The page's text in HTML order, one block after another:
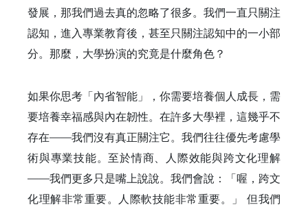
發展，那我們過去真的忽略了很多。我們一直只關注
認知，進入專業教育後，甚至只關注認知中的一小部
分。那麼，大學扮演的究竟是什麼角色？
如果你思考「內省智能」，你需要培養個人成長，需
要培養幸福感與內在韌性。在許多大學裡，這幾乎不
存在——我們沒有真正關注它。我們往往優先考慮學
術與專業技能。至於情商、人際效能與跨文化理解
——我們更多只是嘴上說說。我們會說：「喔，跨文
化理解非常重要。人際軟技能非常重要。」 但我們